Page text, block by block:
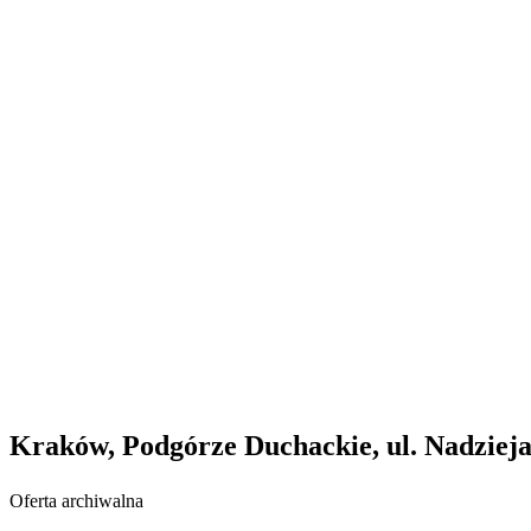
Kraków, Podgórze Duchackie, ul.
Oferta archiwalna